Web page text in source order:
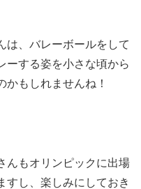
は、バレーボールをして
ーする姿を小さな頃から
かもしれませんね！
んもオリンピックに出場
すし、楽しみにしておき